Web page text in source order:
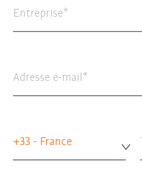
Entreprise
Adresse e-mail
+33 - France